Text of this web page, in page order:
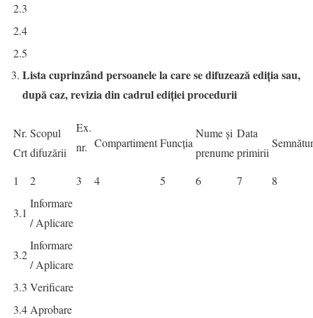
2.3
2.4
2.5
Lista cuprinzând persoanele la care se difuzează ediţia sau,
după caz, revizia din cadrul ediţiei procedurii
Nr.
Crt
Scopul
difuzării
Ex.
nr. CompartimentFuncția
Nume și
prenume
Data
primirii
1 2 3 4 5 6 7 8
3.1
Informare
/ Aplicare
3.2
Informare
/ Aplicare
3.3 Verificare
3.4Aprobare